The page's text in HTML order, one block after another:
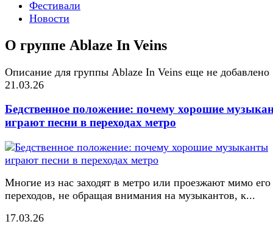
Фестивали
Новости
О группе Ablaze In Veins
Описание для группы Ablaze In Veins еще не добавлено
21.03.26
Бедственное положение: почему хорошие
играют песни в переходах метро
Многие из нас заходят в метро или проезжают мимо его
переходов, не обращая внимания на музыкантов, к...
17.03.26